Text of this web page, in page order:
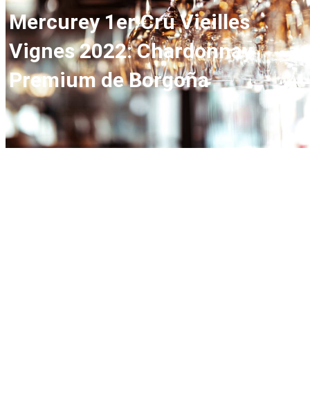
Mercurey 1er Cru Vieilles
Vignes 2022: Chardonnay
Premium de Borgoña